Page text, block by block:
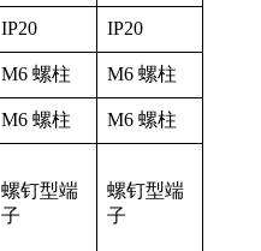
IP20 IP20
M6 螺柱 M6 螺柱
M6 螺柱 M6 螺柱
螺钉型端
子
螺钉型端
子